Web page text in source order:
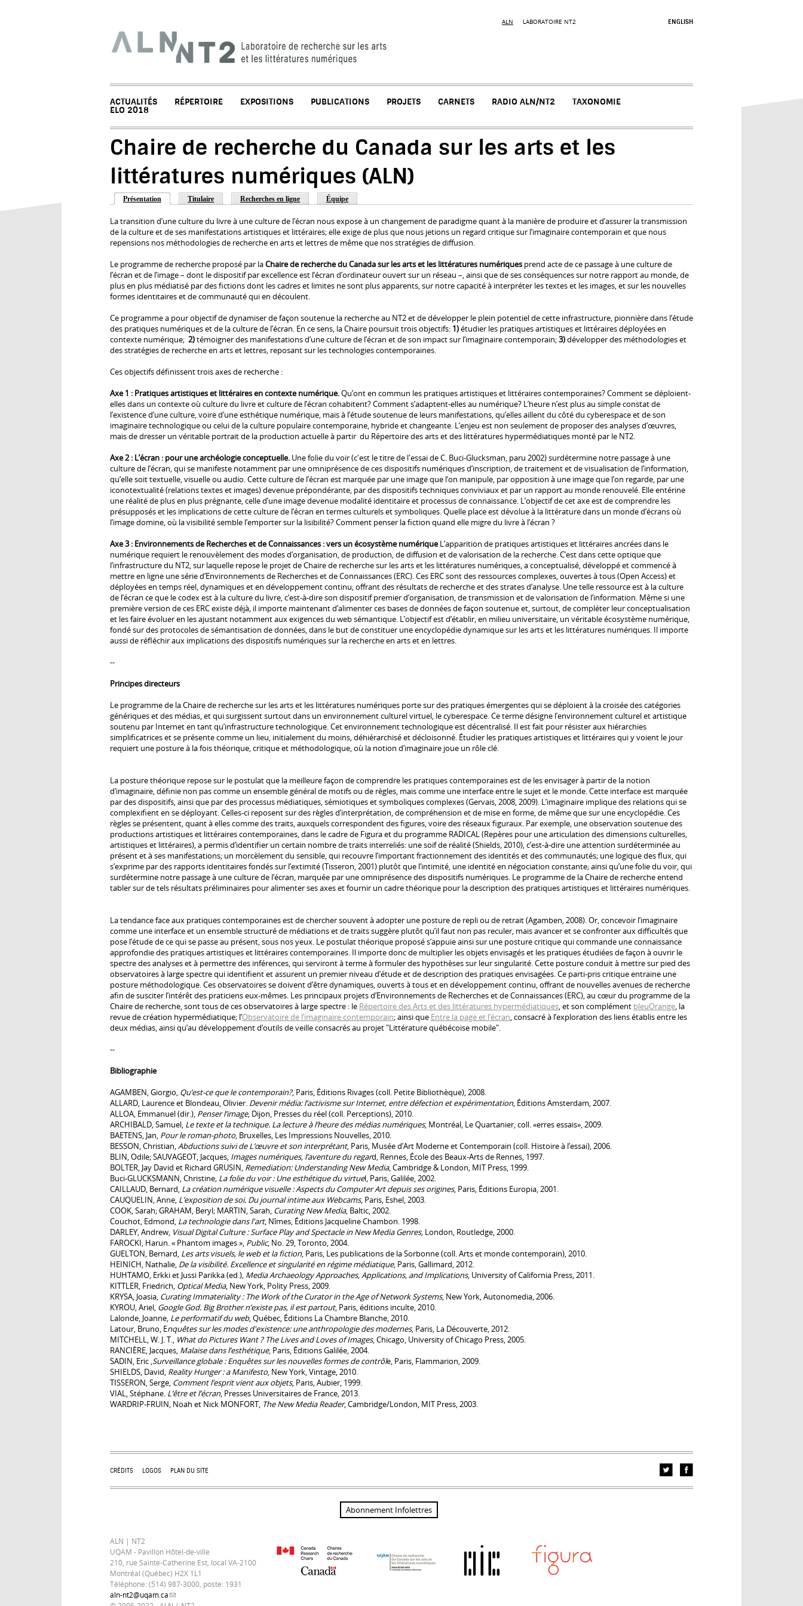
ALN LABORATOIRE NT2 ENGLISH
Chaire de recherche du Canada sur les arts et les
littératures numériques (ALN)
Présentation Titulaire Recherches en ligne Équipe
La transition d’une culture du livre à une culture de l’écran nous expose à un changement de paradigme quant à la manière de produire et d’assurer la transmission
de la culture et de ses manifestations artistiques et littéraires; elle exige de plus que nous jetions un regard critique sur l’imaginaire contemporain et que nous
repensions nos méthodologies de recherche en arts et lettres de même que nos stratégies de diffusion.
Le programme de recherche proposé par laChaire de recherche du Canada sur les arts et les littératures numériques prend acte de ce passage à une culture de
l’écran et de l’image – dont le dispositif par excellence est l’écran d’ordinateur ouvert sur un réseau –, ainsi que de ses conséquences sur notre rapport au monde, de
plus en plus médiatisé par des fictions dont les cadres et limites ne sont plus apparents, sur notre capacité à interpréter les textes et les images, et sur les nouvelles
formes identitaires et de communauté qui en découlent.
Ce programme a pour objectif de dynamiser de façon soutenue la recherche au NT2 et de développer le plein potentiel de cette infrastructure, pionnière dans l’étude
des pratiques numériques et de la culture de l’écran. En ce sens, la Chaire poursuit trois objectifs: 1)étudier les pratiques artistiques et littéraires déployées en
contexte numérique; 2)témoigner des manifestations d’une culture de l’écran et de son impact sur l’imaginaire contemporain;3)développer des méthodologies et
des stratégies de recherche en arts et lettres, reposant sur les technologies contemporaines.
Ces objectifs définissent trois axes de recherche :
Axe 1 : Pratiques artistiques et littéraires en contexte numérique.Qu’ont en commun les pratiques artistiques et littéraires contemporaines? Comment se déploient-
elles dans un contexte où culture du livre et culture de l’écran cohabitent? Comment s’adaptent-elles au numérique? L’heure n’est plus au simple constat de
l’existence d’une culture, voire d’une esthétique numérique, mais à l’étude soutenue de leurs manifestations, qu’elles aillent du côté du cyberespace et de son
imaginaire technologique ou celui de la culture populaire contemporaine, hybride et changeante. L’enjeu est non seulement de proposer des analyses d’œuvres,
mais de dresser un véritable portrait de la production actuelle à partir du Répertoire des arts et des littératures hypermédiatiques monté par le NT2.
Axe 2 : L’écran : pour une archéologie conceptuelle. Une folie du voir (c'est le titre de l'essai de C. Buci-Glucksman, paru 2002) surdétermine notre passage à une
culture de l’écran, qui se manifeste notamment par une omniprésence de ces dispositifs numériques d’inscription, de traitement et de visualisation de l’information,
qu’elle soit textuelle, visuelle ou audio. Cette culture de l’écran est marquée par une image que l’on manipule, par opposition à une image que l’on regarde, par une
iconotextualité (relations textes et images) devenue prépondérante, par des dispositifs techniques conviviaux et par un rapport au monde renouvelé. Elle entérine
une réalité de plus en plus prégnante, celle d’une image devenue modalité identitaire et processus de connaissance. L’objectif de cet axe est de comprendre les
présupposés et les implications de cette culture de l’écran en termes culturels et symboliques. Quelle place est dévolue à la littérature dans un monde d’écrans où
l’image domine, où la visibilité semble l’emporter sur la lisibilité? Comment penser la fiction quand elle migre du livre à l’écran ?
Axe 3 : Environnements de Recherches et de Connaissances : vers un écosystème numériqueL’apparition de pratiques artistiques et littéraires ancrées dans le
numérique requiert le renouvèlement des modes d’organisation, de production, de diffusion et de valorisation de la recherche. C’est dans cette optique que
l’infrastructure du NT2, sur laquelle repose le projet de Chaire de recherche sur les arts et les littératures numériques, a conceptualisé, développé et commencé à
mettre en ligne une série d’Environnements de Recherches et de Connaissances (ERC). Ces ERC sont des ressources complexes, ouvertes à tous (Open Access) et
déployées en temps réel, dynamiques et en développement continu, offrant des résultats de recherche et des strates d’analyse. Une telle ressource est à la culture
de l’écran ce que le codex est à la culture du livre, c’est-à-dire son dispositif premier d’organisation, de transmission et de valorisation de l’information. Même si une
première version de ces ERC existe déjà, il importe maintenant d’alimenter ces bases de données de façon soutenue et, surtout, de compléter leur conceptualisation
et les faire évoluer en les ajustant notamment aux exigences du web sémantique. L’objectif est d’établir, en milieu universitaire, un véritable écosystème numérique,
fondé sur des protocoles de sémantisation de données, dans le but de constituer une encyclopédie dynamique sur les arts et les littératures numériques. Il importe
aussi de réfléchir aux implications des dispositifs numériques sur la recherche en arts et en lettres.
--
Principes directeurs
Le programme de la Chaire de recherche sur les arts et les littératures numériques porte sur des pratiques émergentes qui se déploient à la croisée des catégories
génériques et des médias, et qui surgissent surtout dans un environnement culturel virtuel, le cyberespace. Ce terme désigne l’environnement culturel et artistique
soutenu par Internet en tant qu’infrastructure technologique. Cet environnement technologique est décentralisé. Il est fait pour résister aux hiérarchies
simplificatrices et se présente comme un lieu, initialement du moins, déhiérarchisé et décloisonné. Étudier les pratiques artistiques et littéraires qui y voient le jour
requiert une posture à la fois théorique, critique et méthodologique, où la notion d’imaginaire joue un rôle clé.
La posture théorique repose sur le postulat que la meilleure façon de comprendre les pratiques contemporaines est de les envisager à partir de la notion
d’imaginaire, définie non pas comme un ensemble général de motifs ou de règles, mais comme une interface entre le sujet et le monde. Cette interface est marquée
par des dispositifs, ainsi que par des processus médiatiques, sémiotiques et symboliques complexes (Gervais, 2008, 2009). L’imaginaire implique des relations qui se
complexifient en se déployant. Celles-ci reposent sur des règles d’interprétation, de compréhension et de mise en forme, de même que sur une encyclopédie. Ces
règles se présentent, quant à elles comme des traits, auxquels correspondent des figures, voire des réseaux figuraux. Par exemple, une observation soutenue des
productions artistiques et littéraires contemporaines, dans le cadre de Figura et du programme RADICAL (Repères pour une articulation des dimensions culturelles,
artistiques et littéraires), a permis d’identifier un certain nombre de traits interreliés: une soif de réalité (Shields, 2010), c’est-à-dire une attention surdéterminée au
présent et à ses manifestations; un morcèlement du sensible, qui recouvre l’important fractionnement des identités et des communautés; une logique des flux, qui
s’exprime par des rapports identitaires fondés sur l’extimité (Tisseron, 2001) plutôt que l’intimité, une identité en négociation constante; ainsi qu’une folie du voir, qui
surdétermine notre passage à une culture de l’écran, marquée par une omniprésence des dispositifs numériques. Le programme de la Chaire de recherche entend
tabler sur de tels résultats préliminaires pour alimenter ses axes et fournir un cadre théorique pour la description des pratiques artistiques et littéraires numériques.
La tendance face aux pratiques contemporaines est de chercher souvent à adopter une posture de repli ou de retrait (Agamben, 2008). Or, concevoir l’imaginaire
comme une interface et un ensemble structuré de médiations et de traits suggère plutôt qu’il faut non pas reculer, mais avancer et se confronter aux difficultés que
pose l’étude de ce qui se passe au présent, sous nos yeux. Le postulat théorique proposé s’appuie ainsi sur une posture critique qui commande une connaissance
approfondie des pratiques artistiques et littéraires contemporaines. Il importe donc de multiplier les objets envisagés et les pratiques étudiées de façon à ouvrir le
spectre des analyses et à permettre des inférences, qui serviront à terme à formuler des hypothèses sur leur singularité. Cette posture conduit à mettre sur pied des
observatoires à large spectre qui identifient et assurent un premier niveau d’étude et de description des pratiques envisagées. Ce parti-pris critique entraine une
posture méthodologique. Ces observatoires se doivent d’être dynamiques, ouverts à tous et en développement continu, offrant de nouvelles avenues de recherche
afin de susciter l’intérêt des praticiens eux-mêmes. Les principaux projets d’Environnements de Recherches et de Connaissances (ERC), au cœur du programme de la
Chaire de recherche, sont tous de ces observatoires à large spectre : le Répertoire des Arts et des littératures hypermédiatiques , et son complément bleuOrange , la
revue de création hypermédiatique; l’Observatoire de l’imaginaire contemporain; ainsi que Entre la page et l’écran , consacré à l’exploration des liens établis entre les
deux médias, ainsi qu’au développement d’outils de veille consacrés au projet "Littérature québécoise mobile".
--
Bibliographie
AGAMBEN, Giorgio, Qu’est-ce que le contemporain?, Paris, Éditions Rivages (coll. Petite Bibliothèque), 2008.
ALLARD, Laurence et Blondeau, Olivier. Devenir média: l’activisme sur Internet, entre défection et expérimentation, Éditions Amsterdam, 2007.
ALLOA, Emmanuel (dir.), Penser l’image, Dijon, Presses du réel (coll. Perceptions), 2010.
ARCHIBALD, Samuel, Le texte et la technique. La lecture à l’heure des médias numériques, Montréal, Le Quartanier, coll. «erres essais», 2009.
BAETENS, Jan, Pour le roman-photo, Bruxelles, Les Impressions Nouvelles, 2010.
BESSON, Christian, Abductions suivi de L’œuvre et son interprétant, Paris, Musée d’Art Moderne et Contemporain (coll. Histoire à l’essai), 2006.
BLIN, Odile; SAUVAGEOT, Jacques, Images numériques, l’aventure du regard, Rennes, École des Beaux-Arts de Rennes, 1997.
BOLTER, Jay David et Richard GRUSIN, Remediation: Understanding New Media, Cambridge & London, MIT Press, 1999.
Buci-GLUCKSMANN, Christine, La folie du voir : Une esthétique du virtuel, Paris, Galilée, 2002.
CAILLAUD, Bernard, La création numérique visuelle : Aspects du Computer Art depuis ses origines, Paris, Éditions Europia, 2001.
CAUQUELIN, Anne, L’exposition de soi. Du journal intime aux Webcams, Paris, Eshel, 2003.
COOK, Sarah; GRAHAM, Beryl; MARTIN, Sarah, Curating New Media, Baltic, 2002.
Couchot, Edmond, La technologie dans l'art, Nîmes, Éditions Jacqueline Chambon. 1998.
DARLEY, Andrew, Visual Digital Culture : Surface Play and Spectacle in New Media Genres, London, Routledge, 2000.
FAROCKI, Harun. « Phantom images », Public, No. 29, Toronto, 2004.
GUELTON, Bernard, Les arts visuels, le web et la fiction, Paris, Les publications de la Sorbonne (coll. Arts et monde contemporain), 2010.
HEINICH, Nathalie, De la visibilité. Excellence et singularité en régime médiatique, Paris, Gallimard, 2012.
HUHTAMO, Erkki et Jussi Parikka (ed.), Media Archaeology Approaches, Applications, and Implications, University of California Press, 2011.
KITTLER, Friedrich, Optical Media, New York, Polity Press, 2009.
KRYSA, Joasia, Curating Immateriality : The Work of the Curator in the Age of Network Systems, New York, Autonomedia, 2006.
KYROU, Ariel, Google God. Big Brother n’existe pas, il est partout, Paris, éditions inculte, 2010.
Lalonde, Joanne, Le performatif du web, Québec, Éditions La Chambre Blanche, 2010.
Latour, Bruno, Enquêtes sur les modes d'existence: une anthropologie des modernes, Paris, La Découverte, 2012.
MITCHELL, W. J. T.,
What do Pictures Want ? The Lives and Loves of Images, Chicago, University of Chicago Press, 2005.
RANCIÈRE, Jacques, Malaise dans l’esthétique, Paris, Éditions Galilée, 2004.
SADIN, Eric , Surveillance globale : Enquêtes sur les nouvelles formes de contrôle, Paris, Flammarion, 2009.
SHIELDS, David, Reality Hunger : a Manifesto, New York, Vintage, 2010.
TISSERON, Serge, Comment l’esprit vient aux objets, Paris, Aubier, 1999.
VIAL, Stéphane. L’être et l’écran, Presses Universitaires de France, 2013.
WARDRIP-FRUIN, Noah et Nick MONFORT, The New Media Reader, Cambridge/London, MIT Press, 2003.
ACTUALITÉS RÉPERTOIRE EXPOSITIONS PUBLICATIONS PROJETS CARNETS RADIO ALN/NT2 TAXONOMIE
ELO 2018
CRÉDITS LOGOS PLAN DU SITE
Abonnement Infolettres
ALN | NT2
UQAM - Pavillon Hôtel-de-ville
210, rue Sainte-Catherine Est, local VA-2100
Montréal (Québec) H2X 1L1
Téléphone: (514) 987-3000, poste: 1931
aln-nt2@uqam.ca(link sends e-mail)